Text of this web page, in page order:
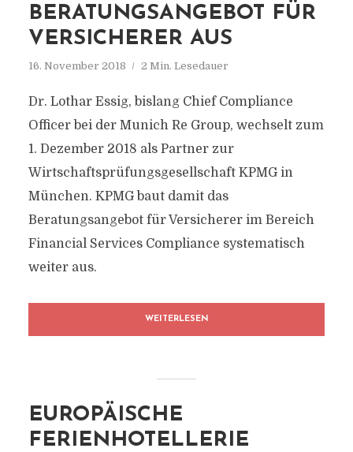
BERATUNGSANGEBOT FÜR
VERSICHERER AUS
16. November 2018 2 Min. Lesedauer
Dr. Lothar Essig, bislang Chief Compliance
Officer bei der Munich Re Group, wechselt zum
1. Dezember 2018 als Partner zur
Wirtschaftsprüfungsgesellschaft KPMG in
München. KPMG baut damit das
Beratungsangebot für Versicherer im Bereich
Financial Services Compliance systematisch
weiter aus.
WEITERLESEN
EUROPÄISCHE
FERIENHOTELLERIE